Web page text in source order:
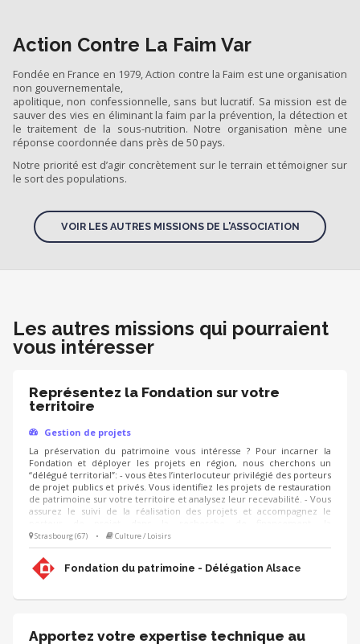
Action Contre La Faim Var
Fondée en France en 1979, Action contre la Faim est une organisation
non gouvernementale,
apolitique, non confessionnelle, sans but lucratif. Sa mission est de
sauver des vies en éliminant la faim par la prévention, la détection et
le traitement de la sous-nutrition. Notre organisation mène une
réponse coordonnée dans près de 50 pays.
Notre priorité est d’agir concrètement sur le terrain et témoigner sur
le sort des populations.
VOIR LES AUTRES MISSIONS DE L'ASSOCIATION
Les autres missions qui pourraient
vous intéresser
Représentez la Fondation sur votre
territoire
Gestion de projets
La préservation du patrimoine vous intéresse ? Pour incarner la
Fondation et déployer les projets en région, nous cherchons un
“délégué territorial”: - vous êtes l’interlocuteur privilégié des porteurs
de projet publics et privés. Vous identifiez les projets de restauration
de patrimoine sur votre territoire et analysez leur recevabilité. - Vous
assurez le suivi de la réalisation des projets et accompagnez le
communication, l'animation de sa collecte, jusqu'à la clôture du
projet. - Vous contribuez au développement des adhésions et des
ressources (mécènes, donateurs, partenariats, etc.) pour pérenniser
les actions de la Fondation.
Strasbourg (67) • Culture / Loisirs
Fondation du patrimoine - Délégation Alsace
Apportez votre expertise technique au